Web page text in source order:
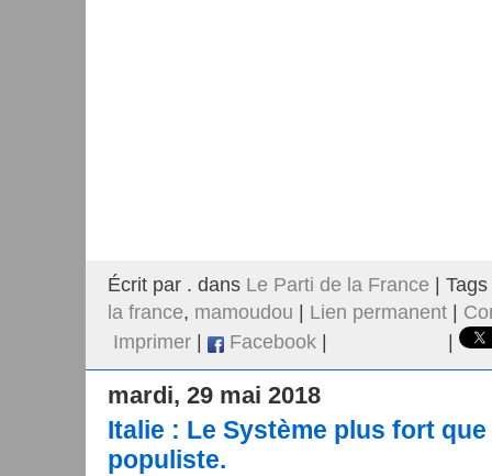
Écrit par . dans Le Parti de la France |
la france, mamoudou Lien permanent
Imprimer
Facebook
mardi, 29 mai 2018
Italie : Le Système plus fort
populiste.